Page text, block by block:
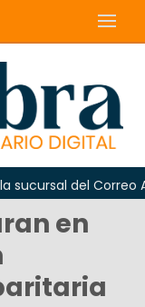
del Correo
en